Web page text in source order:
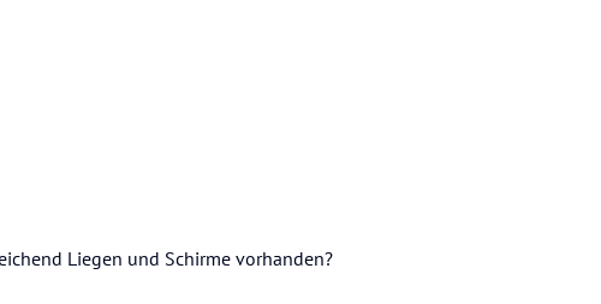
Liegen und Schirme vorhanden?